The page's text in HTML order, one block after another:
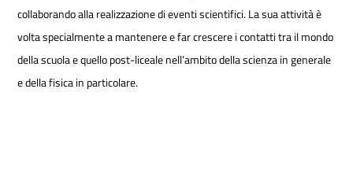
collaborando alla realizzazione di eventi scientifici. La sua attività è
volta specialmente a mantenere e far crescere i contatti tra il mondo
della scuola e quello post-liceale nell’ambito della scienza in generale
e della fisica in particolare.